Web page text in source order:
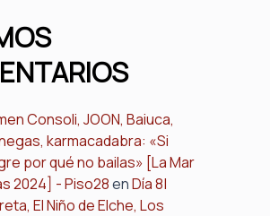
Consoli, JOON, Baiuca,
karmacadabra: «Si
por qué no bailas» [La Mar
2024] - Piso28enDía 8|
El Niño de Elche, Los